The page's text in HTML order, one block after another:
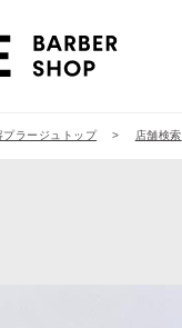
プラージュトップ 店舗検索